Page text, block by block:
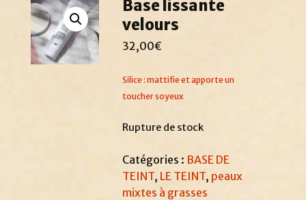
Base lissante
velours
32,00€
Silice : mattifie et apporte un
toucher soyeux
Rupture de stock
Catégories : BASE DE
TEINT, LE TEINT, peaux
mixtes à grasses